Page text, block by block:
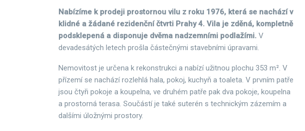
Nabízíme k prodeji prostornou vilu z roku 1976, která se nachází v
klidné a žádané rezidenční čtvrti Prahy 4. Vila je zděná, kompletně
podsklepená a disponuje dvěma nadzemními podlažími. V
devadesátých letech prošla částečnými stavebními úpravami.
Nemovitost je určena k rekonstrukci a nabízí užitnou plochu 353 m². V
přízemí se nachází rozlehlá hala, pokoj, kuchyň a toaleta. V prvním patře
jsou čtyři pokoje a koupelna, ve druhém patře pak dva pokoje, koupelna
a prostorná terasa. Součástí je také suterén s technickým zázemím a
dalšími úložnými prostory.